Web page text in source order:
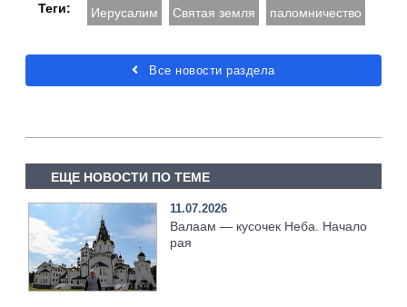
Теги: Иерусалим Святая земля паломничество
Все новости раздела
ЕЩЕ НОВОСТИ ПО ТЕМЕ
11.07.2026
Валаам — кусочек Неба. Начало
рая